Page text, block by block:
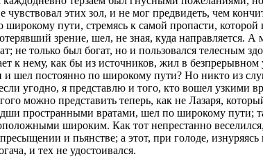
этих зол, и не мог предвидеть, чем
пути, стремясь к самой пропасти, которой
зрение, шел, не зная, куда
только был богат, но и пользовался телесным
к нему, как бы из источников, жил в
шел постоянно по широкому пути? Но никто из
угодно, я представлю и того, кто вошел узкими
можно представить теперь, как не Лазаря,
пространными вратами, шел по широкому пути;
широким. Как тот непрестанно
и пьянстве; а этот, при голоде,
и тех не удостоивался.